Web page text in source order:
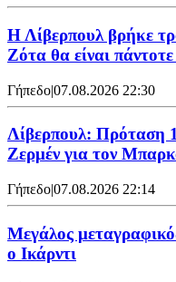
Η Λίβερπουλ βρήκε
Ζότα θα είναι
Γήπεδο|07.08.2026 22:30
Λίβερπουλ: Πρόταση
Ζερμέν για τον
Γήπεδο|07.08.2026 22:14
Μεγάλος
ο Ικάρντι